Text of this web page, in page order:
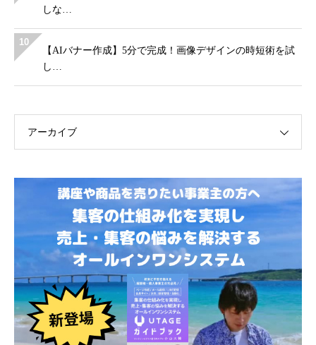
しな…
10
【AIバナー作成】5分で完成！画像デザインの時短術を試
し…
アーカイブ